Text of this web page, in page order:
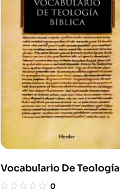
Vocabulario De Teología
Bíblica
0